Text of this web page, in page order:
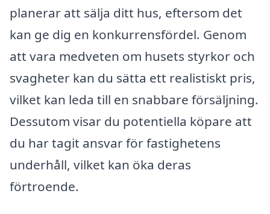
planerar att sälja ditt hus, eftersom det
kan ge dig en konkurrensfördel. Genom
att vara medveten om husets styrkor och
svagheter kan du sätta ett realistiskt pris,
vilket kan leda till en snabbare försäljning.
Dessutom visar du potentiella köpare att
du har tagit ansvar för fastighetens
underhåll, vilket kan öka deras
förtroende.